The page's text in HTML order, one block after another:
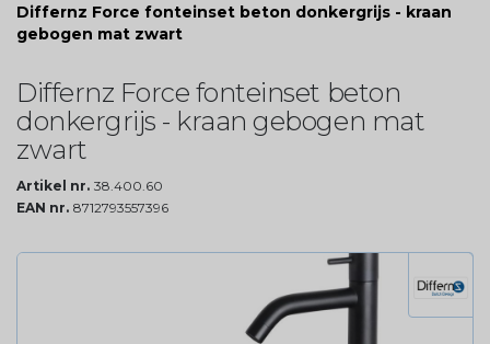
Differnz Force fonteinset beton donkergrijs - kraan
gebogen mat zwart
Differnz Force fonteinset beton
donkergrijs - kraan gebogen mat
zwart
Artikel nr. 38.400.60
EAN nr. 8712793557396